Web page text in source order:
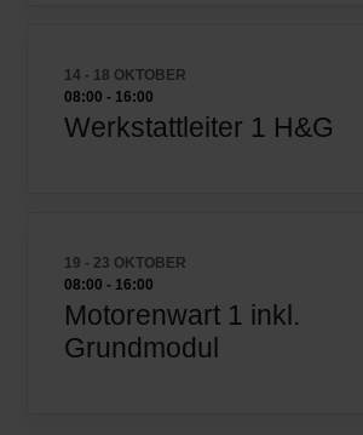
14 - 18 OKTOBER
08:00 - 16:00
Werkstattleiter 1 H&G
19 - 23 OKTOBER
08:00 - 16:00
Motorenwart 1 inkl.
Grundmodul